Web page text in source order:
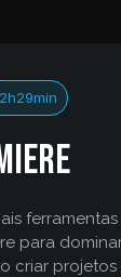
ferramentas
para
criar projetos